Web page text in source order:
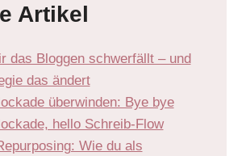
Artikel
das Bloggen schwerfällt – und
das ändert
überwinden: Bye bye
hello Schreib-Flow
Wie du als